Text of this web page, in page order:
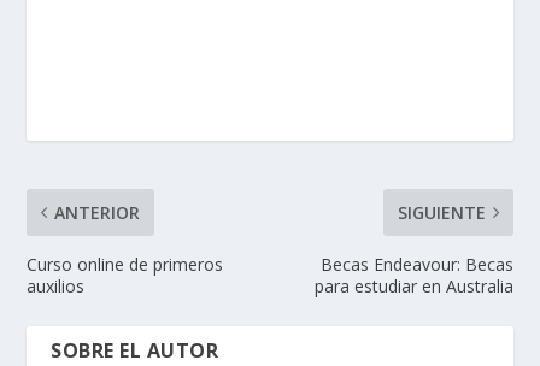
ANTERIOR
Curso online de primeros
auxilios
SIGUIENTE
Becas Endeavour: Becas
para estudiar en Australia
SOBRE EL AUTOR